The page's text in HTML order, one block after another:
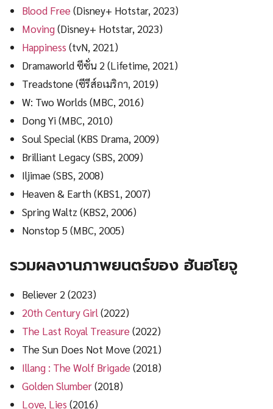
Blood Free(Disney+ Hotstar, 2023)
Moving(Disney+ Hotstar, 2023)
Happiness (tvN, 2021)
Dramaworld ซีซั่น 2 (Lifetime, 2021)
Treadstone (ซีรีส์อเมริกา, 2019)
W: Two Worlds (MBC, 2016)
Dong Yi (MBC, 2010)
Soul Special (KBS Drama, 2009)
Brilliant Legacy (SBS, 2009)
Iljimae (SBS, 2008)
Heaven & Earth (KBS1, 2007)
Spring Waltz (KBS2, 2006)
Nonstop 5 (MBC, 2005)
รวมผลงานภาพยนตร์ของ ฮันฮโยจู
Believer 2 (2023)
20th Century Girl(2022)
The Last Royal Treasure(2022)
The Sun Does Not Move (2021)
Illang : The Wolf Brigade(2018)
Golden Slumber(2018)
Love, Lies (2016)